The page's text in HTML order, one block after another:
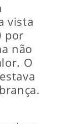
vista
por
não
O